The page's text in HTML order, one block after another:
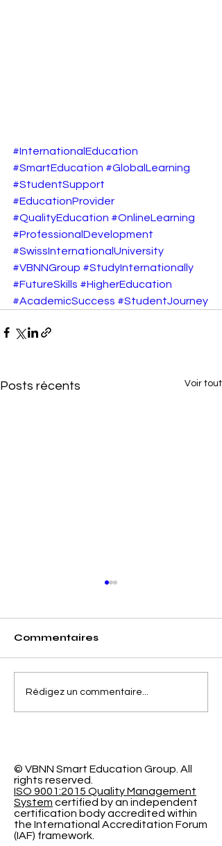
#InternationalEducation
#SmartEducation #GlobalLearning
#StudentSupport
#EducationProvider
#QualityEducation #OnlineLearning
#ProfessionalDevelopment
#SwissInternationalUniversity
#VBNNGroup #StudyInternationally
#FutureSkills #HigherEducation
#AcademicSuccess #StudentJourney
Posts récents Voir tout
Séparer la Précision
de l'Erreur de
Commentaires
Rédigez un commentaire...
© VBNN Smart Education Group. All
rights reserved.
ISO 9001:2015 Quality Management
System certified by an independent
certification body accredited within
the International Accreditation Forum
(IAF) framework.